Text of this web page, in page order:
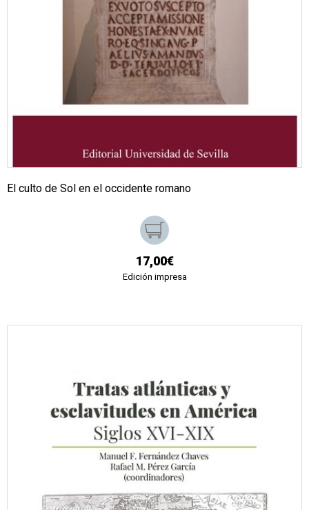
El culto de Sol en el occidente romano
17,00€
Edición impresa